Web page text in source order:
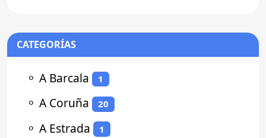
CATEGORÍAS
⚬ A Barcala 1
⚬ A Coruña 20
⚬ A Estrada 1